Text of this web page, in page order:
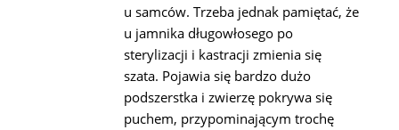
u samców. Trzeba jednak pamiętać, że
u jamnika długowłosego po
sterylizacji i kastracji zmienia się
szata. Pojawia się bardzo dużo
podszerstka i zwierzę pokrywa się
puchem, przypominającym trochę